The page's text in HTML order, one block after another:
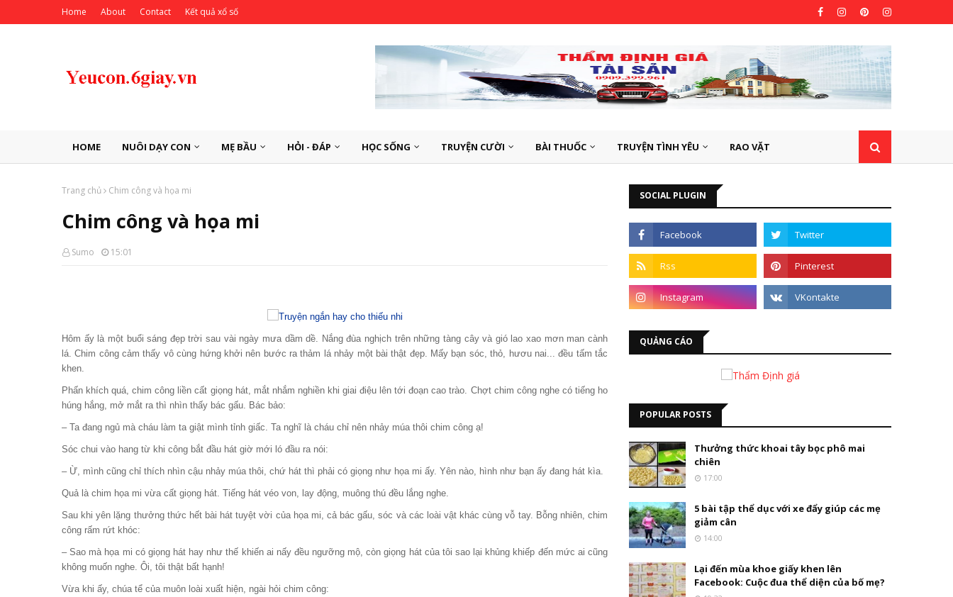
Home About Contact Kết quả xổ số
HOME NUÔI DẠY CON MẸ BẦU HỎI - ĐÁP HỌC SỐNG TRUYỆN CƯỜI BÀI THUỐC TRUYỆN TÌNH YÊU RAO VẶT
Trang chủ Chim công và họa mi
Chim công và họa mi
Sumo 15:01
Hôm ấy là một buổi sáng đẹp trời sau vài ngày mưa dầm dề. Nắng đùa nghịch trên những tàng cây và gió lao xao mơn man cành
lá. Chim công cảm thấy vô cùng hứng khởi nên bước ra thảm lá nhảy một bài thật đẹp. Mấy bạn sóc, thỏ, hươu nai... đều tấm tắc
khen.
Phấn khích quá, chim công liền cất giọng hát, mắt nhắm nghiền khi giai điệu lên tới đoạn cao trào. Chợt chim công nghe có tiếng ho
húng hắng, mở mắt ra thì nhìn thấy bác gấu. Bác bảo:
– Ta đang ngủ mà cháu làm ta giật mình tỉnh giấc. Ta nghĩ là cháu chỉ nên nhảy múa thôi chim công ạ!
Sóc chui vào hang từ khi công bắt đầu hát giờ mới ló đầu ra nói:
– Ừ, mình cũng chỉ thích nhìn cậu nhảy múa thôi, chứ hát thì phải có giọng như họa mi ấy. Yên nào, hình như bạn ấy đang hát kìa.
Quả là chim họa mi vừa cất giọng hát. Tiếng hát véo von, lay động, muông thú đều lắng nghe.
Sau khi yên lặng thưởng thức hết bài hát tuyệt vời của họa mi, cả bác gấu, sóc và các loài vật khác cùng vỗ tay. Bỗng nhiên, chim
công rấm rứt khóc:
– Sao mà họa mi có giọng hát hay như thế khiến ai nấy đều ngưỡng mộ, còn giọng hát của tôi sao lại khủng khiếp đến mức ai cũng
không muốn nghe. Ôi, tôi thật bất hạnh!
Vừa khi ấy, chúa tể của muôn loài xuất hiện, ngài hỏi chim công:
SOCIAL PLUGIN
QUẢNG CÁO
POPULAR POSTS
Thưởng thức khoai tây bọc phô mai
chiên
17:00
5 bài tập thể dục với xe đẩy giúp các mẹ
giảm cân
14:00
Lại đến mùa khoe giấy khen lên
Facebook: Cuộc đua thể diện của bố mẹ?